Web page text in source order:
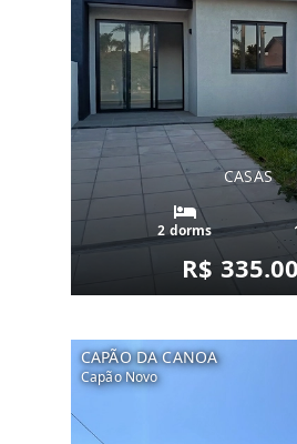
CASAS
2 dorms
R$
CAPÃO DA CANOA
Capão Novo